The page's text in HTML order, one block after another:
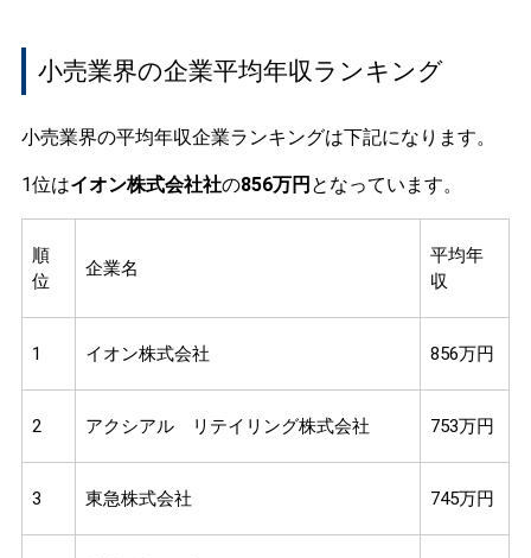
小売業界の企業平均年収ランキング
小売業界の平均年収企業ランキングは下記になります。
1位はイオン株式会社社の856万円 となっています。
順
位
企業名
平均年
収
1 イオン株式会社 856万円
2 アクシアル リテイリング株式会社 753万円
3 東急株式会社 745万円